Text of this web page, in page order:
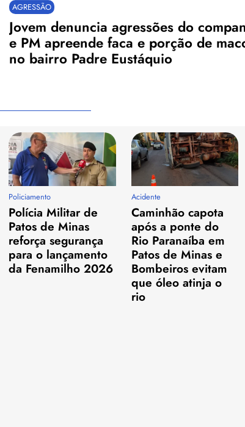
AGRESSÃO
Jovem denuncia agressões do
e PM apreende faca e porção de
no bairro Padre Eustáquio
Policiamento
Polícia Militar de
Patos de Minas
reforça segurança
para o lançamento
da Fenamilho 2026
Acidente
Caminhão capota
após a ponte do
Rio Paranaíba em
Patos de Minas e
Bombeiros evitam
que óleo atinja o
rio